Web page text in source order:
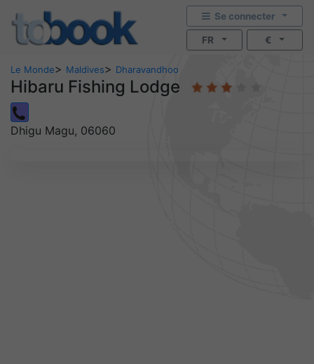
Se connecter
FR €
Le Monde> Maldives> Dharavandhoo
Hibaru Fishing Lodge
Dhigu Magu, 06060